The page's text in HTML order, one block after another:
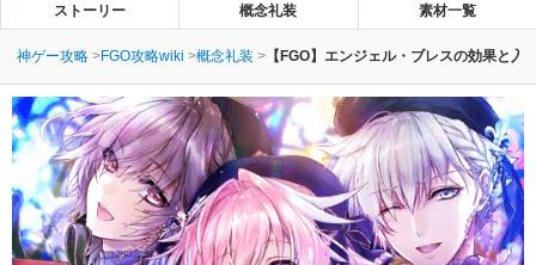
ストーリー 概念礼装 素材一覧
神ゲー攻略 FGO攻略wiki 概念礼装 【FGO】エンジェル・ブレスの効果と入